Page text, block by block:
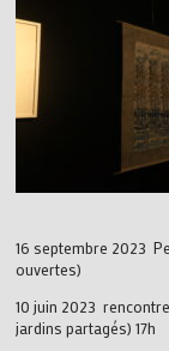
16 septembre 2023
ouvertes)
10 juin 2023
jardins partagés) 17h